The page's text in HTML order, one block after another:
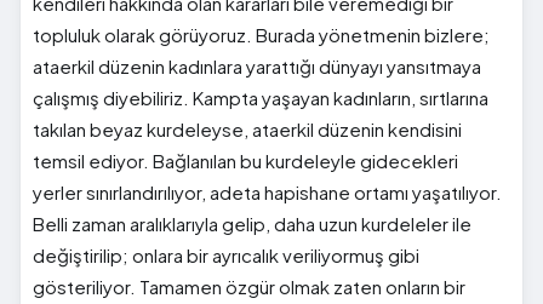
topluluk olarak görüyoruz. Burada yönetmenin bizlere;
ataerkil düzenin kadınlara yarattığı dünyayı yansıtmaya
çalışmış diyebiliriz. Kampta yaşayan kadınların, sırtlarına
takılan beyaz kurdeleyse, ataerkil düzenin kendisini
temsil ediyor. Bağlanılan bu kurdeleyle gidecekleri
yerler sınırlandırılıyor, adeta hapishane ortamı yaşatılıyor.
Belli zaman aralıklarıyla gelip, daha uzun kurdeleler ile
değiştirilip; onlara bir ayrıcalık veriliyormuş gibi
gösteriliyor. Tamamen özgür olmak zaten onların bir